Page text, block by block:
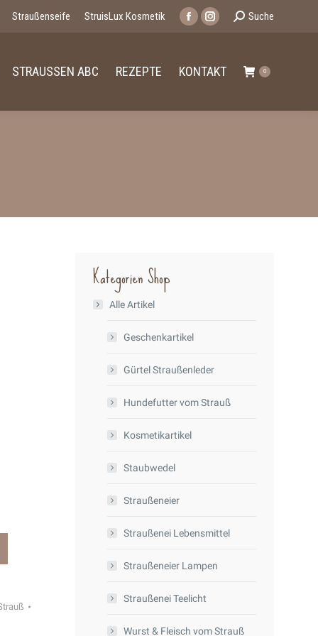
Straußenseife StruisLux Kosmetik
Facebook
in
Instagram
in
Search:
Suche
STRAUSSEN ABC REZEPTE KONTAKT 0
Kategorien Shop
Alle Artikel
Geschenkartikel
Gürtel Straußenleder
Hundefutter vom Strauß
Kosmetikartikel
Staubwedel
Straußeneier
Straußenei Lebensmittel
Straußeneier Lampen
Straußenei Teelicht
Wurst & Fleisch vom Strauß